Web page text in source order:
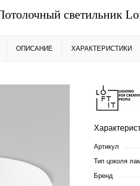
светильник
ОПИСАНИЕ ХАРАКТЕРИСТИКИ
Артикул
Тип цоколя
Бренд